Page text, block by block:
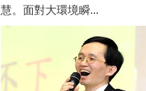
慧。面對大環境瞬...